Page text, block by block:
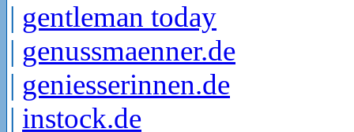
| gentleman today
| genussmaenner.de
| geniesserinnen.de
| instock.de